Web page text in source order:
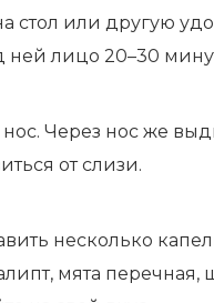
стол или другую
лицо 20–30
Через нос же
от слизи.
несколько
мята перечная,